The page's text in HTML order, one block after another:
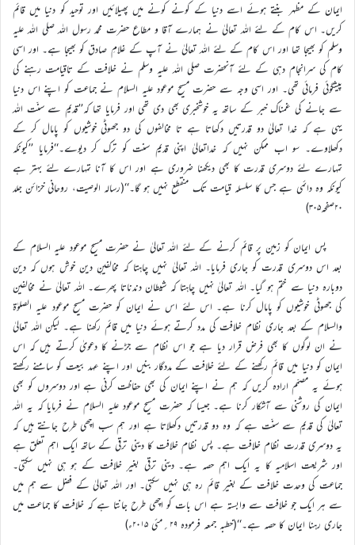
ایمان کے مظہر بنتے ہوئے اسے دنیا کے کونے کونے میں پھیلائیں اور توحید کو دنیا میں قائم
کریں۔ اس کام کے لئے اللہ تعالیٰ نے ہمارے آقا و مطاع حضرت محمد رسول اللہ صلی اللہ علیہ
وسلم کو بھیجا تھا اور اس کام کے لئے اللہ تعالیٰ نے آپ کے غلامِ صادق کو بھیجا ہے۔ اور اسی
کام کی سرانجام دہی کے لئے آنحضرت صلی اللہ علیہ وسلم نے خلافت کے تاقیامت رہنے کی
پیشگوئی فرمائی تھی۔ اور اسی وجہ سے حضرت مسیح موعود علیہ السلام نے جماعت کو اپنے اس دنیا
سے جانے کی غمناک خبر کے ساتھ یہ خوشخبری بھی دی تھی اور فرمایا تھا کہ’’قدیم سے سنّت اللہ
یہی ہے کہ خدا تعالیٰ دو قدرتیں دکھاتا ہے تا مخالفوں کی دو جھوٹی خوشیوں کو پامال کر کے
دکھلاوے۔ سو اب ممکن نہیں کہ خداتعالیٰ اپنی قدیم سنت کو ترک کر دیوے۔‘‘فرمایا ’’کیونکہ
تمہارے لئے دوسری قدرت کا بھی دیکھنا ضروری ہے اور اس کا آنا تمہارے لئے بہتر ہے
کیونکہ وہ دائمی ہے جس کا سلسلہ قیامت تک منقطع نہیں ہو گا۔‘‘(رسالہ الوصیت، روحانی خزائن جلد
۲۰صفحہ۳۰۵)
پس ایمان کو زمین پر قائم کرنے کے لئے اللہ تعالیٰ نے حضرت مسیح موعود علیہ السلام کے
بعد اس دوسری قدرت کو جاری فرمایا۔ اللہ تعالیٰ نہیں چاہتا کہ مخالفینِ دین خوش ہوں کہ دین
دوبارہ دنیا سے ختم ہو گیا۔ اللہ تعالیٰ نہیں چاہتا کہ شیطان دندناتا پھرے۔ اللہ تعالیٰ نے مخالفین
کی جھوٹی خوشیوں کو پامال کرنا ہے۔ اس لئے اس نے ایمان کو حضرت مسیح موعود علیہ الصلوٰۃ
والسلام کے بعد جاری نظام خلافت کی مدد کرتے ہوئے دنیا میں قائم رکھنا ہے۔ لیکن اللہ تعالیٰ
نے ان لوگوں کا بھی فرض قرار دیا ہے جو اس نظام سے جڑنے کا دعویٰ کرتے ہیں کہ اس
ایمان کو دنیا میں قائم رکھنے کے لئے خلافت کے مددگار بنیں اور اپنے عہد بیعت کو سامنے رکھتے
ہوئے یہ مصمّم ارادہ کریں کہ ہم نے اپنے ایمان کی بھی حفاظت کرنی ہے اور دوسروں کو بھی
ایمان کی روشنی سے آشکار کرنا ہے۔ جیسا کہ حضرت مسیح موعود علیہ السلام نے فرمایا کہ یہ اللہ
تعالیٰ کی قدیم سے سنّت ہے کہ وہ دو قدرتیں دکھلاتا ہے اور ہم سب اچھی طرح جانتے ہیں کہ
یہ دوسری قدرت نظام خلافت ہے۔ پس نظام خلافت کا دینی ترقی کے ساتھ ایک اہم تعلق ہے
اور شریعت اسلامیہ کا یہ ایک اہم حصہ ہے۔ دینی ترقی بغیر خلافت کے ہو ہی نہیں سکتی۔
جماعت کی وحدت خلافت کے بغیر قائم رہ ہی نہیں سکتی۔ اور اللہ تعالیٰ کے فضل سے ہم میں
سے ہر ایک جو خلافت سے وابستہ ہے اس بات کو اچھی طرح جانتا ہے کہ خلافت کا جماعت میں
جاری رہنا ایمان کا حصہ ہے۔‘‘(خطبہ جمعہ فرمودہ ۲۹؍مئی ۲۰۱۵ء)